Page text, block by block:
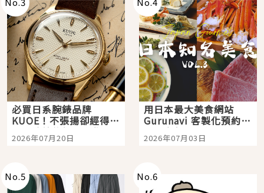
必買日系腕錶品牌
KUOE！不張揚卻經得起
時間洗鍊的經典之作五
選
2026年07月20日
用日本最大美食網站
Gurunavi 客製化預約九
大都市餐廳，打造專屬
美食體驗！
2026年07月03日
No.5 No.6